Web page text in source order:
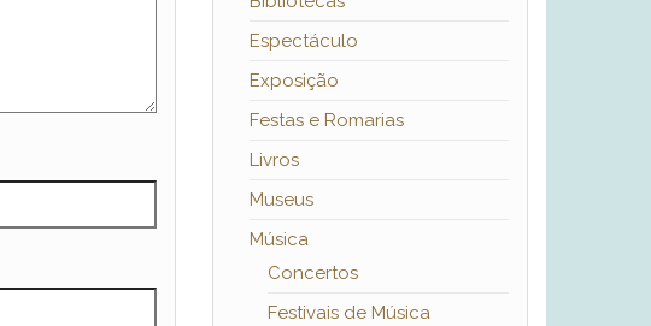
Espectáculo
Exposição
Festas e Romarias
Livros
Museus
Música
Concertos
Festivais de Música